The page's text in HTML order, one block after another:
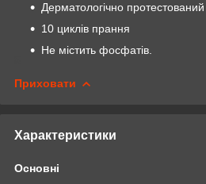
Дерматологічно протестований
10 циклів прання
Не містить фосфатів.
Приховати
Характеристики
Основні